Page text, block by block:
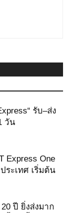
รับ–ส่ง
วัน
Express One
ระเทศ เริ่มต้น
ปี ยิ่งส่งมาก